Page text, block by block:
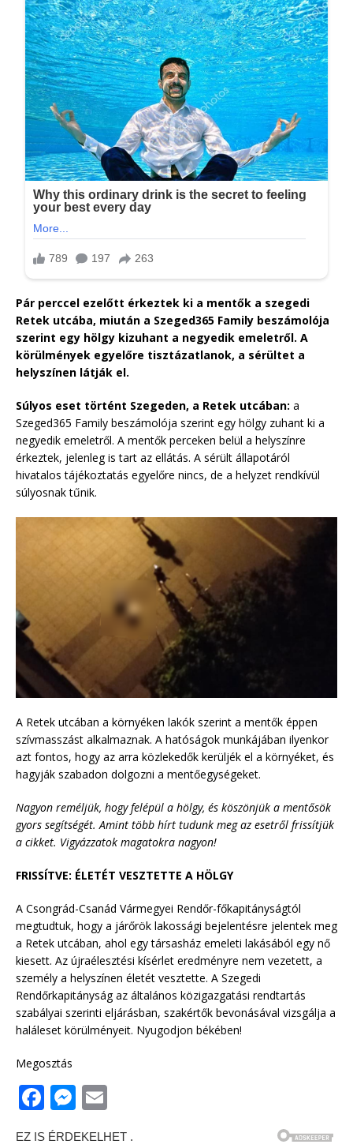
Pár perccel ezelőtt érkeztek ki a mentők a szegedi
Retek utcába, miután a Szeged365 Family beszámolója
szerint egy hölgy kizuhant a negyedik emeletről. A
körülmények egyelőre tisztázatlanok, a sérültet a
helyszínen látják el.
Súlyos eset történt Szegeden, a Retek utcában: a
Szeged365 Family beszámolója szerint egy hölgy zuhant ki a
negyedik emeletről. A mentők perceken belül a helyszínre
érkeztek, jelenleg is tart az ellátás. A sérült állapotáról
hivatalos tájékoztatás egyelőre nincs, de a helyzet rendkívül
súlyosnak tűnik.
A Retek utcában a környéken lakók szerint a mentők éppen
szívmasszást alkalmaznak. A hatóságok munkájában ilyenkor
azt fontos, hogy az arra közlekedők kerüljék el a környéket, és
hagyják szabadon dolgozni a mentőegységeket.
Nagyon reméljük, hogy felépül a hölgy, és köszönjük a mentősök
gyors segítségét. Amint több hírt tudunk meg az esetről frissítjük
a cikket. Vigyázzatok magatokra nagyon!
FRISSÍTVE: ÉLETÉT VESZTETTE A HÖLGY
A Csongrád-Csanád Vármegyei Rendőr-főkapitányságtól
megtudtuk, hogy a járőrök lakossági bejelentésre jelentek meg
a Retek utcában, ahol egy társasház emeleti lakásából egy nő
kiesett. Az újraélesztési kísérlet eredményre nem vezetett, a
személy a helyszínen életét vesztette. A Szegedi
Rendőrkapitányság az általános közigazgatási rendtartás
szabályai szerinti eljárásban, szakértők bevonásával vizsgálja a
haláleset körülményeit. Nyugodjon békében!
Megosztás
F
a
M